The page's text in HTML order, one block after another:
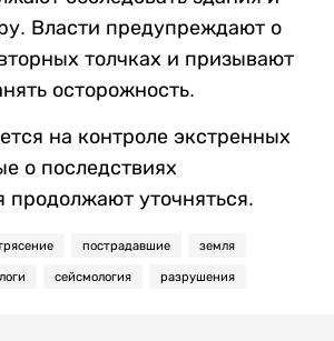
Власти предупреждают о
толчках и призывают
осторожность.
на контроле экстренных
о последствиях
продолжают уточняться.
пострадавшие земля
сейсмология разрушения